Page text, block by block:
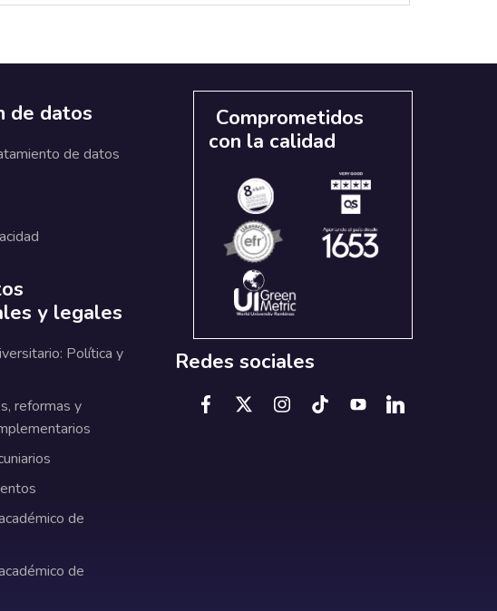
de datos
de datos
y legales
Política y
reformas y
de
de
Comprometidos
con la calidad
Redes sociales